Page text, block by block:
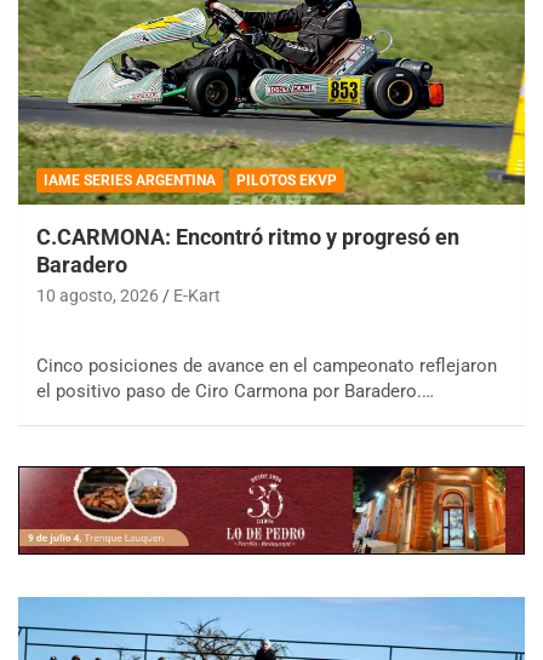
IAME SERIES ARGENTINA PILOTOS EKVP
C.CARMONA: Encontró ritmo y progresó en
Baradero
10 agosto, 2026 E-Kart
Cinco posiciones de avance en el campeonato reflejaron
el positivo paso de Ciro Carmona por Baradero.…